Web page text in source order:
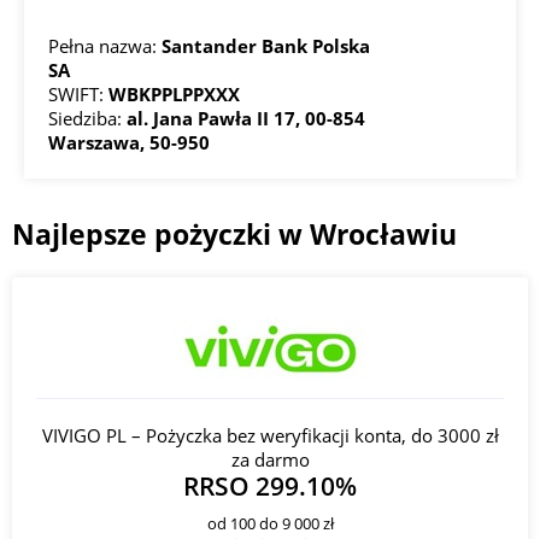
Kontakt:
1 9999;
7 33 Oddział we Wrocławiu
Adres:ul. Cypriana Kamila Norwida 1/3, 50-373 Wrocław;
Kontakt:1 9999;
Adres:ul. gen. Tadeusza Bora-Komorowskiego 6, 51-210
Wrocław;
9 25 Oddział we Wrocławiu
ul. Gubińska 17, 54-434 Wrocław;
10 11 Oddział we Wrocławiu
ul. Krakowska 51/69, 50-424 Wrocław;
Pełna nazwa: Santander Bank Polska
SA
SWIFT: WBKPPLPPXXX
Siedziba: al. Jana Pawła II 17, 00-854
Warszawa, 50-950
Najlepsze pożyczki w Wrocławiu
VIVIGO PL – Pożyczka bez weryfikacji konta, do 3000 zł
za darmo
RRSO 299.10%
od 100 do 9 000 zł